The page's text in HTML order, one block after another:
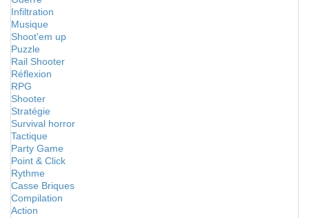
Infiltration
Musique
Shoot'em up
Puzzle
Rail Shooter
Réflexion
RPG
Shooter
Stratégie
Survival horror
Tactique
Party Game
Point & Click
Rythme
Casse Briques
Compilation
Action